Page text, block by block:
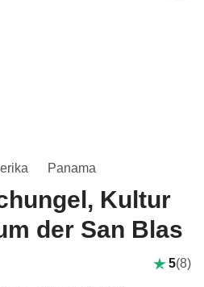
Panama
Kultur
der San Blas
5(8)